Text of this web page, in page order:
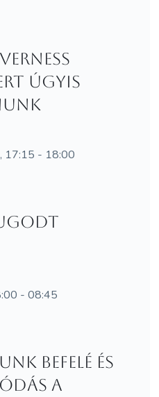
úgyis
17:15 - 18:00
- 08:45
befelé és
a